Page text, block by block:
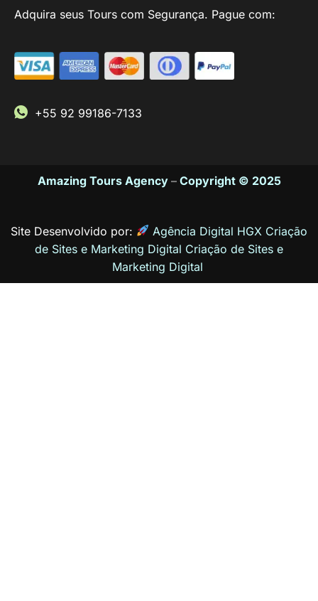
Adquira seus Tours com Segurança. Pague com:
+55 92 99186-7133
Amazing Tours Agency– Copyright © 2025
Site Desenvolvido por:
Agência Digital HGX Criação
de Sites e Marketing Digital Criação de Sites e
Marketing Digital